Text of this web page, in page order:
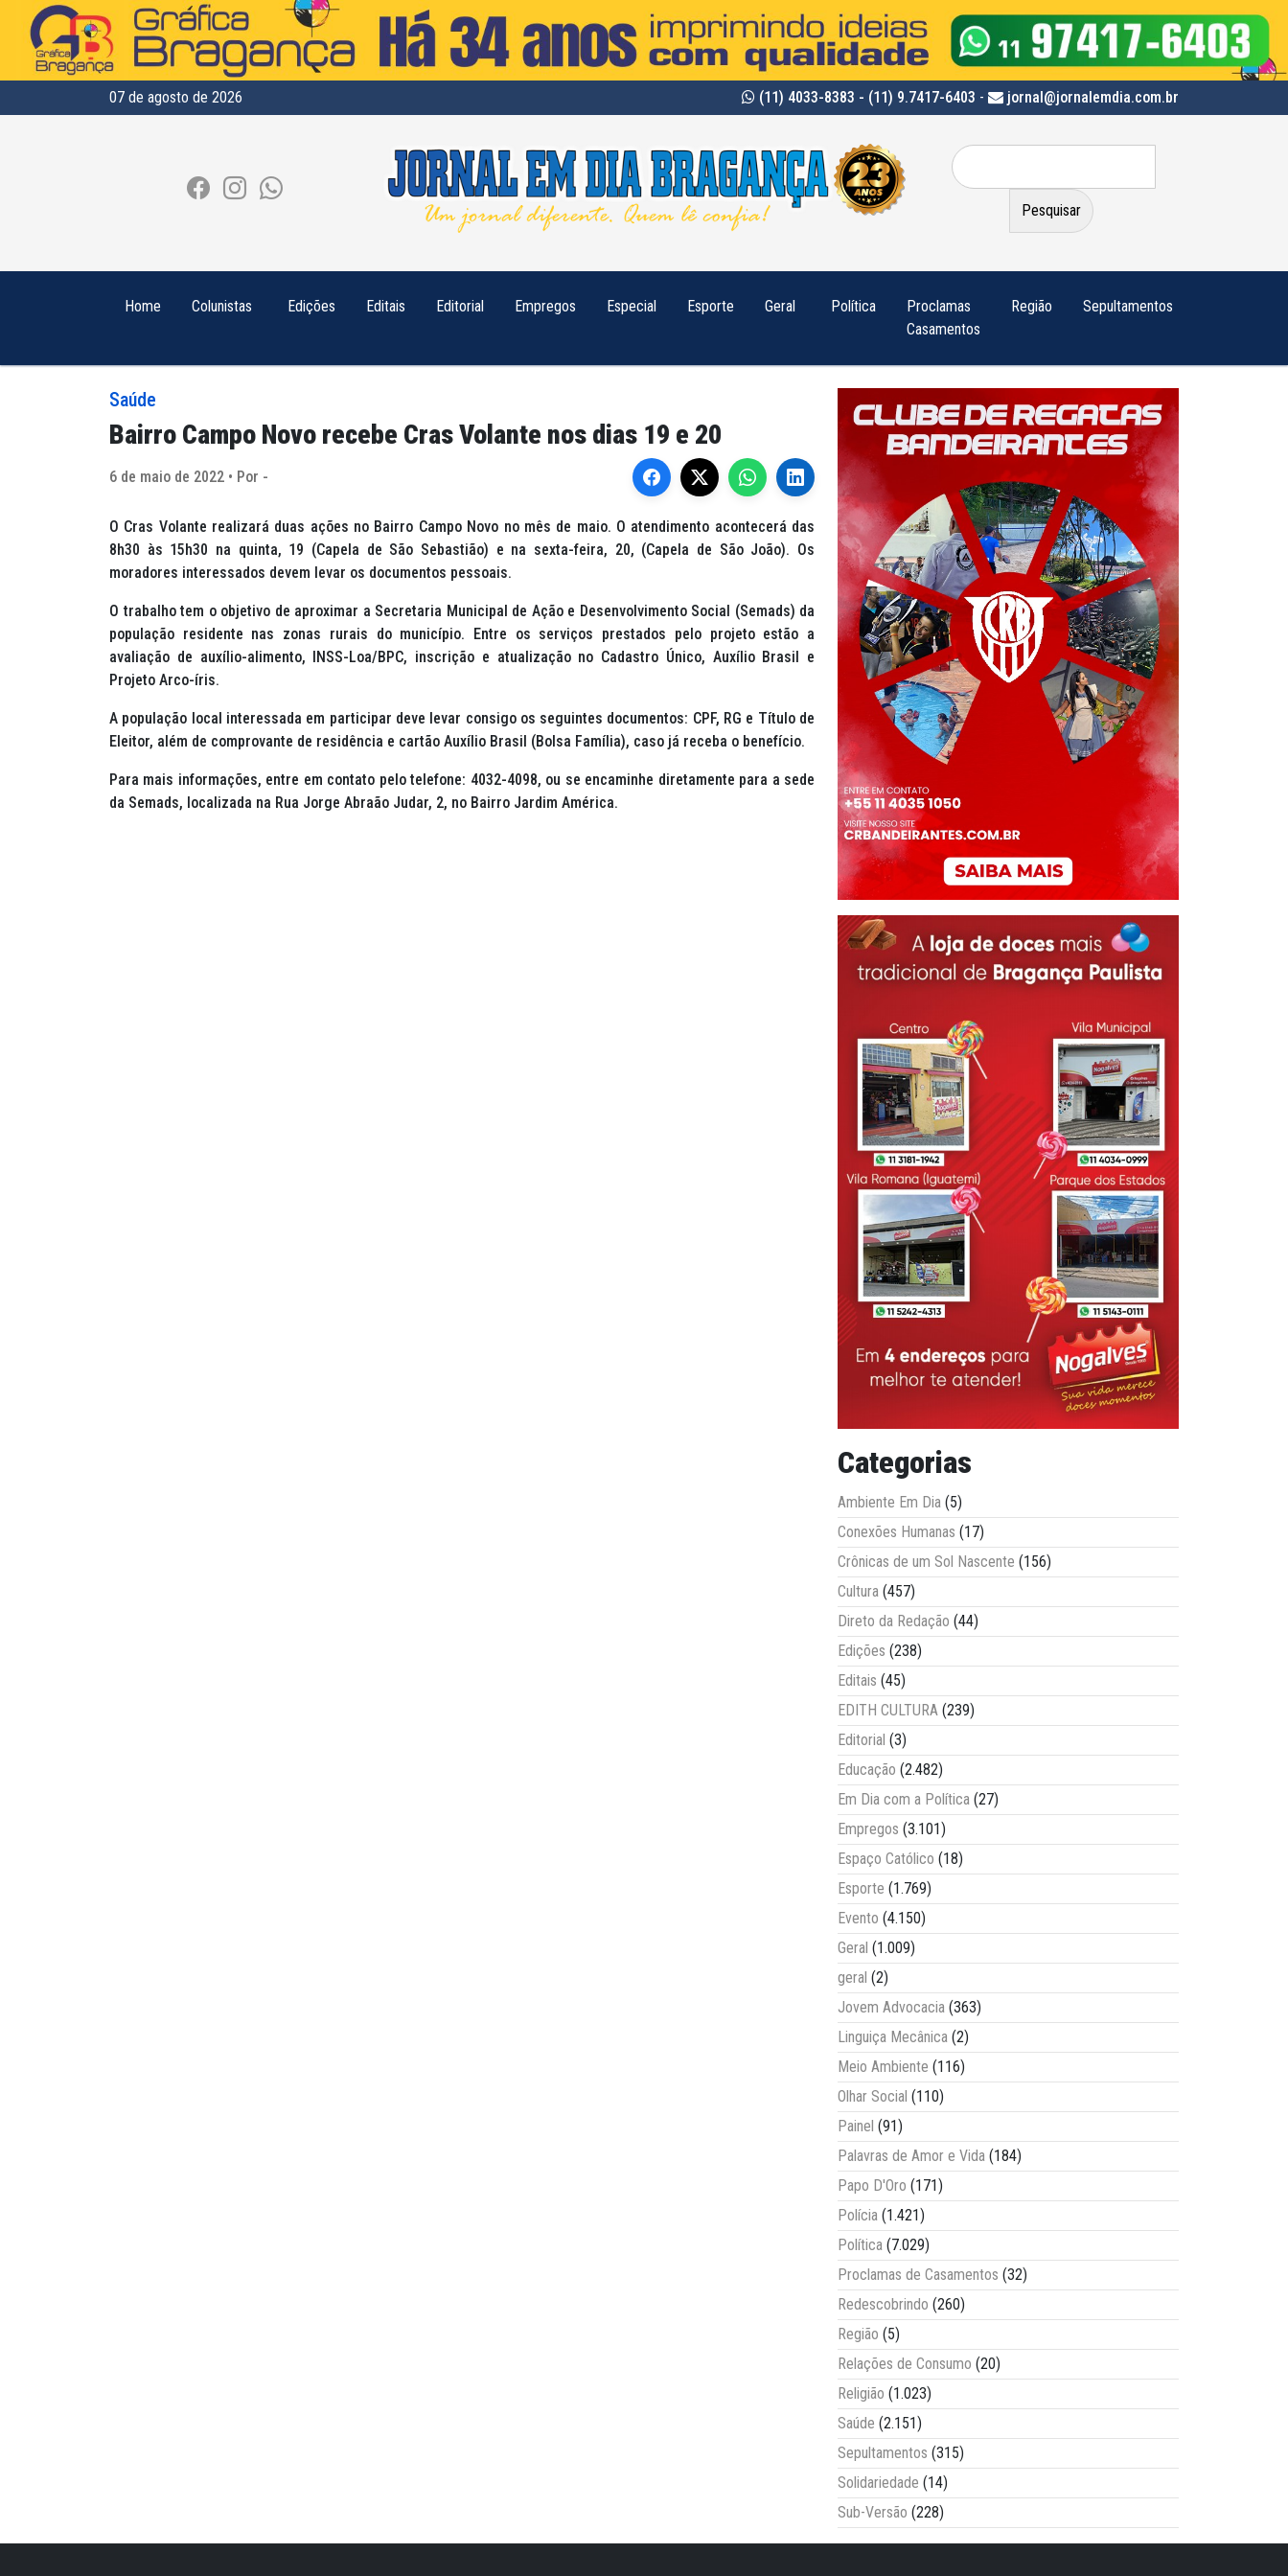
07 de agosto de 2026 (11) 4033-8383 - (11) 9.7417-6403 - jornal@jornalemdia.com.br
Pesquisar
por:
Home Colunistas Edições Editais Editorial Empregos Especial Esporte Geral Política
Proclamas
Casamentos
Região Sepultamentos
Saúde
Bairro Campo Novo recebe Cras Volante nos dias 19 e 20
6 de maio de 2022 • Por -
O Cras Volante realizará duas ações no Bairro Campo Novo no mês de maio. O atendimento acontecerá das
8h30 às 15h30 na quinta, 19 (Capela de São Sebastião) e na sexta-feira, 20, (Capela de São João). Os
moradores interessados devem levar os documentos pessoais.
O trabalho tem o objetivo de aproximar a Secretaria Municipal de Ação e Desenvolvimento Social (Semads) da
população residente nas zonas rurais do município. Entre os serviços prestados pelo projeto estão a
avaliação de auxílio-alimento, INSS-Loa/BPC, inscrição e atualização no Cadastro Único, Auxílio Brasil e
Projeto Arco-íris.
A população local interessada em participar deve levar consigo os seguintes documentos: CPF, RG e Título de
Eleitor, além de comprovante de residência e cartão Auxílio Brasil (Bolsa Família), caso já receba o benefício.
Para mais informações, entre em contato pelo telefone: 4032-4098, ou se encaminhe diretamente para a sede
da Semads, localizada na Rua Jorge Abraão Judar, 2, no Bairro Jardim América.
Categorias
Ambiente Em Dia (5)
Conexões Humanas (17)
Crônicas de um Sol Nascente (156)
Cultura (457)
Direto da Redação (44)
Edições (238)
Editais (45)
EDITH CULTURA (239)
Editorial (3)
Educação (2.482)
Em Dia com a Política (27)
Empregos (3.101)
Espaço Católico (18)
Esporte (1.769)
Evento (4.150)
Geral (1.009)
geral (2)
Jovem Advocacia (363)
Linguiça Mecânica (2)
Meio Ambiente (116)
Olhar Social (110)
Painel (91)
Palavras de Amor e Vida (184)
Papo D'Oro (171)
Polícia (1.421)
Política (7.029)
Proclamas de Casamentos (32)
Redescobrindo (260)
Região (5)
Relações de Consumo (20)
Religião (1.023)
Saúde (2.151)
Sepultamentos (315)
Solidariedade (14)
Sub-Versão (228)